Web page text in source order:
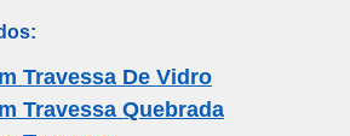
e
gr s
e
Travessa De Vidro
Travessa Quebrada